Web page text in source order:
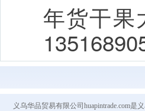
年货干果
义乌华品贸易有限公司huapintrade.com